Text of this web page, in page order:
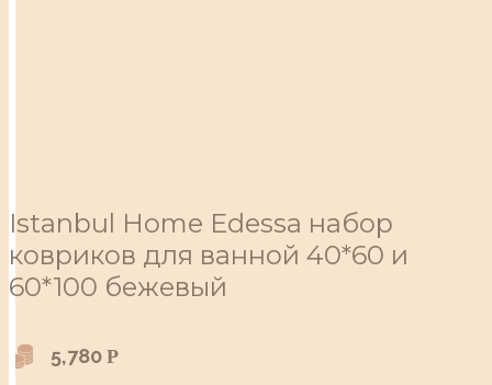
Istanbul Home Edessa набор
ковриков для ванной 40*60 и
60*100 бежевый
5,780 Р